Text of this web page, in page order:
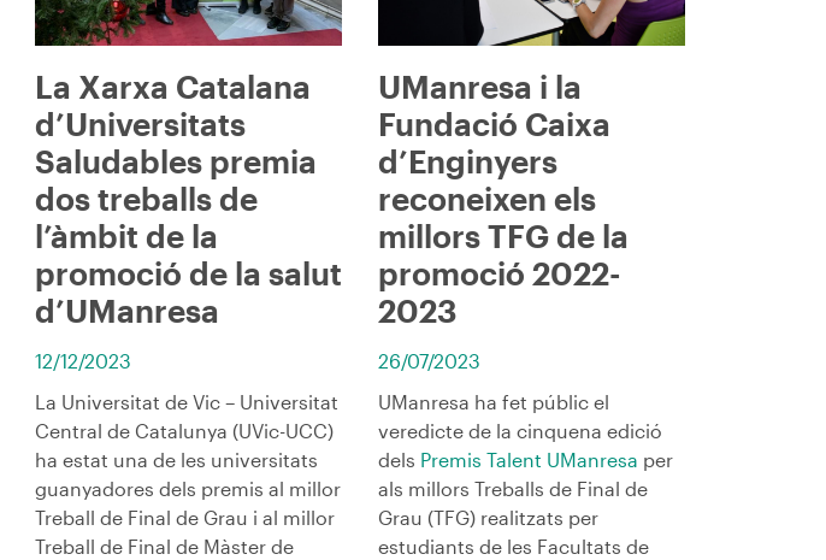
La Xarxa Catalana
d’Universitats
Saludables premia
dos treballs de
l’àmbit de la
promoció de la salut
d’UManresa
12/12/2023
La Universitat de Vic – Universitat
Central de Catalunya (UVic-UCC)
ha estat una de les universitats
guanyadores dels premis al millor
Treball de Final de Grau i al millor
Treball de Final de Màster de
UManresa i la
Fundació Caixa
d’Enginyers
reconeixen els
millors TFG de la
promoció 2022-
2023
26/07/2023
UManresa ha fet públic el
veredicte de la cinquena edició
dels Premis Talent UManresa per
als millors Treballs de Final de
Grau (TFG) realitzats per
estudiants de les Facultats de